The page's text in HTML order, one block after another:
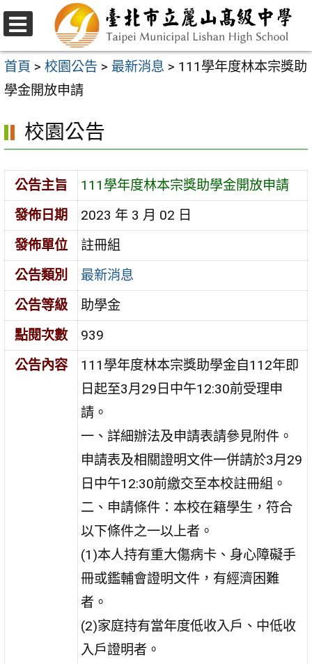
跳
至
主
要
容
區
選
單
首頁 > 校園公告 > 最新消息 > 111學年度林本宗獎助
學金開放申請
校園公告
公告主旨
111學年度林本宗獎助學金開放申請
發佈日期
2023 年 3 月 02 日
發佈單位
註冊組
公告類別
最新消息
公告等級
助學金
點閱次數
939
公告內容
111學年度林本宗獎助學金自112年即
日起至3月29日中午12:30前受理申
請。
一、詳細辦法及申請表請參見附件。
申請表及相關證明文件一併請於3月29
日中午12:30前繳交至本校註冊組。
二、申請條件：本校在籍學生，符合
以下條件之一以上者。
(1)本人持有重大傷病卡、身心障礙手
冊或鑑輔會證明文件，有經濟困難
者。
(2)家庭持有當年度低收入戶、中低收
入戶證明者。